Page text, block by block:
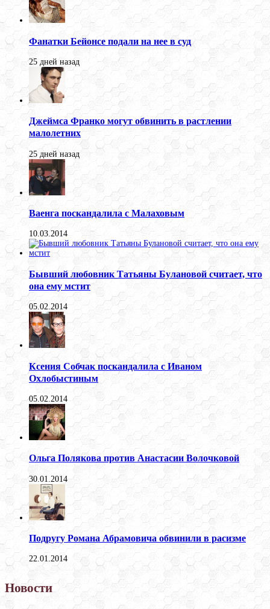
Фанатки Бейонсе подали на нее в суд
25 дней назад
Джеймса Франко могут обвинить в растлении
малолетних
25 дней назад
Ваенга поскандалила с Малаховым
10.03.2014
Бывший любовник Татьяны Булановой считает, что
она ему мстит
05.02.2014
Ксения Собчак поскандалила с Иваном
Охлобыстиным
05.02.2014
Ольга Полякова против Анастасии Волочковой
30.01.2014
Подругу Романа Абрамовича обвинили в расизме
22.01.2014
Новости